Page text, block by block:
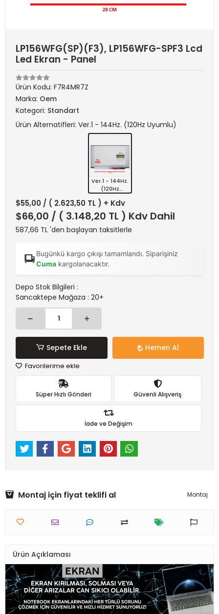
LP156WFG(SP)(F3), LP156WFG-SPF3 Lcd
Led Ekran - Panel
Ürün Kodu: F7R4MR7Z
Marka: Oem
Kategori: Standart
Ürün Alternatifleri: Ver.1 - 144Hz. (120Hz Uyumlu)
Ver.1 - 144Hz.
(120Hz
$55,00 / ( 2.623,50 TL ) + Kdv
$66,00 / ( 3.148,20 TL ) Kdv Dahil
587,66 TL 'den başlayan taksitlerle
Bugünkü kargo çıkışı tamamlandı. Siparişiniz
Cumakargolanacaktır.
Depo Stok Bilgileri :
Sancaktepe Mağaza : 20+
Sepete Ekle Hemen Al
Favorilerime ekle
Süper Hızlı Gönderi Güvenli Alışveriş
İade ve Değişim
Montaj için fiyat teklifi al Montaj
Ürün Açıklaması